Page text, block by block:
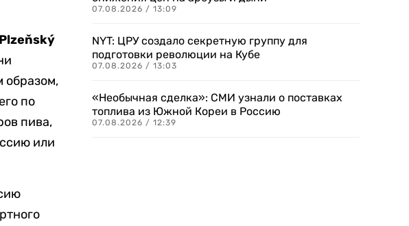
Plzeňský
образом,
по
пива,
или
07.08.2026 / 13:09
NYT: ЦРУ создало секретную группу для
подготовки революции на Кубе
07.08.2026 / 13:03
«Необычная сделка»: СМИ узнали о поставках
топлива из Южной Кореи в Россию
07.08.2026 / 12:39